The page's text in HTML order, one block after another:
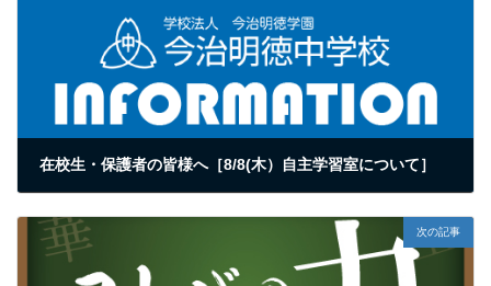
在校生・保護者の皆様へ［8/8(木）自主学習室について］
次の記事